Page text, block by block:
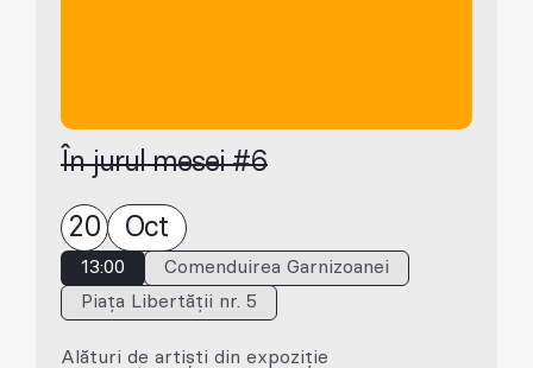
În jurul mesei #6
20 Oct
13:00
Comenduirea Garnizoanei
Piața Libertății nr. 5
Alături de artiști din expoziție